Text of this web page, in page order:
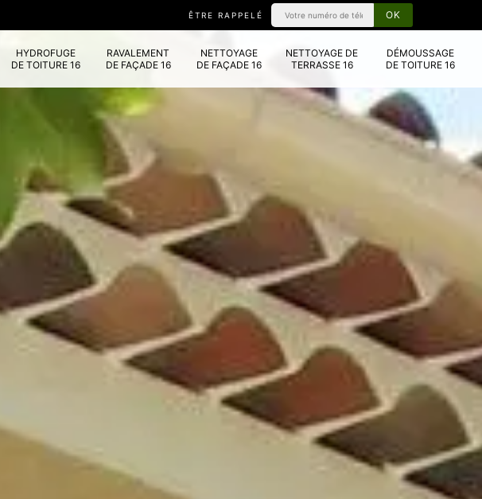
ÊTRE RAPPELÉ
HYDROFUGE
DE TOITURE 16
RAVALEMENT
DE FAÇADE 16
NETTOYAGE
DE FAÇADE 16
NETTOYAGE DE
TERRASSE 16
DÉMOUSSAGE
DE TOITURE 16